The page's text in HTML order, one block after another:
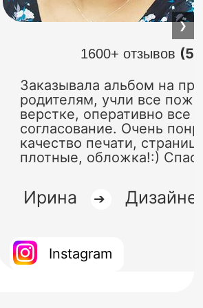
1600+ отзывов
Заказывала альбом на
родителям, учли все
верстке, оперативно все
согласование. Очень
качество печати,
плотные, обложка!:)
Ирина ➔
Instagram
❯